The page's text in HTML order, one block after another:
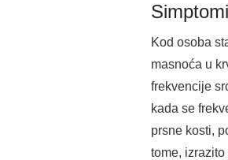
Kod osoba
masnoća u
frekvencije
kada se
prsne kosti,
tome,